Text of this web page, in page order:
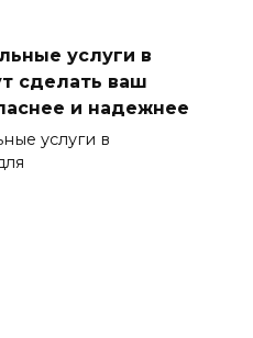
услуги в
сделать ваш
и надежнее
услуги в